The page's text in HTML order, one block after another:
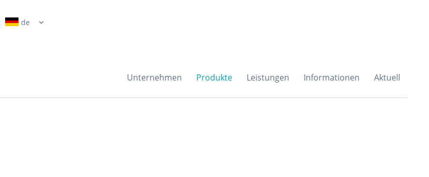
Unternehmen Produkte Leistungen Informationen Aktuell